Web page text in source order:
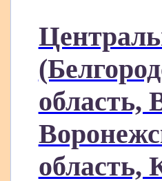
область,
область,